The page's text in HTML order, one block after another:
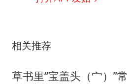
相关推荐
草书里“宝盖头（宀）”常